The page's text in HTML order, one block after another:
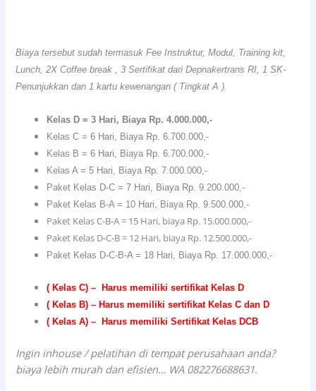
Biaya tersebut sudah termasuk Fee Instruktur, Modul, Training kit,
Lunch, 2X Coffee break , 3 Sertifikat dari Depnakertrans RI, 1 SK-
Penunjukkan dan 1 kartu kewenangan ( Tingkat A ).
Kelas D = 3 Hari, Biaya Rp. 4.000.000,-
Kelas C = 6 Hari, Biaya Rp. 6.700.000,-
Kelas B = 6 Hari, Biaya Rp. 6.700.000,-
Kelas A = 5 Hari, Biaya Rp. 7.000.000,-
Paket Kelas D-C = 7 Hari, Biaya Rp. 9.200.000,-
Paket Kelas B-A = 10 Hari, Biaya Rp. 9.500.000,-
Paket Kelas C-B-A = 15 Hari, biaya Rp. 15.000.000,-
Paket Kelas D-C-B = 12 Hari, biaya Rp. 12.500.000,-
Paket Kelas D-C-B-A = 18 Hari, Biaya Rp. 17.000.000,-
( Kelas C) – Harus memiliki sertifikat Kelas D
( Kelas B) – Harus memiliki sertifikat Kelas C dan D
( Kelas A) – Harus memiliki Sertifikat Kelas DCB
Ingin inhouse / pelatihan di tempat perusahaan anda?
biaya lebih murah dan efisien… WA 082276688631.